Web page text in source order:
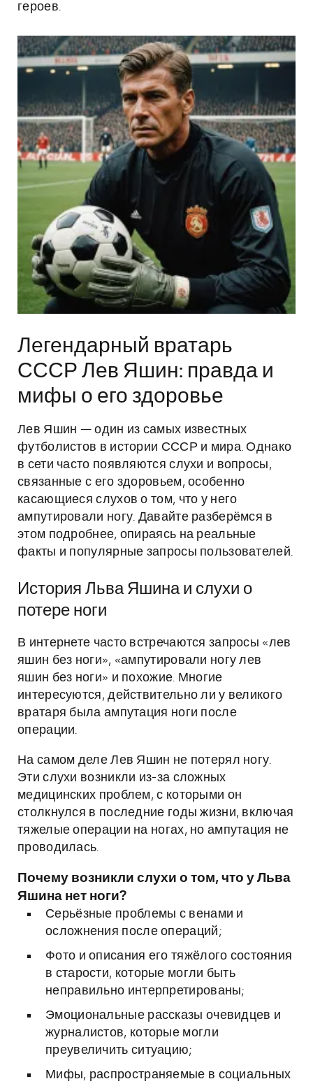
героев.
Легендарный вратарь
СССР Лев Яшин: правда и
мифы о его здоровье
Лев Яшин — один из самых известных
футболистов в истории СССР и мира. Однако
в сети часто появляются слухи и вопросы,
связанные с его здоровьем, особенно
касающиеся слухов о том, что у него
ампутировали ногу. Давайте разберёмся в
этом подробнее, опираясь на реальные
факты и популярные запросы пользователей.
История Льва Яшина и слухи о
потере ноги
В интернете часто встречаются запросы «лев
яшин без ноги», «ампутировали ногу лев
яшин без ноги» и похожие. Многие
интересуются, действительно ли у великого
вратаря была ампутация ноги после
операции.
На самом деле Лев Яшин не потерял ногу.
Эти слухи возникли из-за сложных
медицинских проблем, с которыми он
столкнулся в последние годы жизни, включая
тяжелые операции на ногах, но ампутация не
проводилась.
Почему возникли слухи о том, что у Льва
Яшина нет ноги?
Серьёзные проблемы с венами и
осложнения после операций;
Фото и описания его тяжёлого состояния
в старости, которые могли быть
неправильно интерпретированы;
Эмоциональные рассказы очевидцев и
журналистов, которые могли
преувеличить ситуацию;
Мифы, распространяемые в социальных